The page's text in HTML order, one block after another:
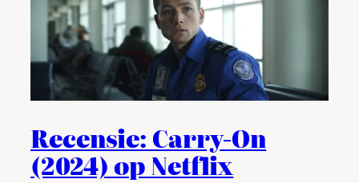
Recensie: Carry-On
(2024) op Netflix